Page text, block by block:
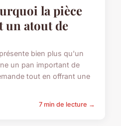
la pièce
un atout de
bien plus qu'un
un pan important de
tout en offrant une
7 min de lecture →